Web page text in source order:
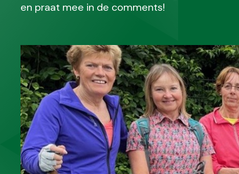
en praat mee in de comments!